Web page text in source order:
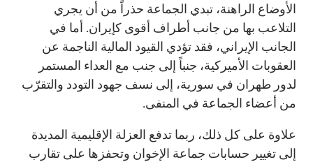
الأوضاع الراهنة، تبدي الجماعة حذراً من أن يجري
التلاعب بها من جانب أطراف أقوى كإيران. أما في
الجانب الإيراني، فقد تؤدي القيود المالية الناجمة عن
العقوبات الأميركية، جنباً إلى جنب مع العداء المستمر
لدور طهران في سورية، إلى نسف جهود التودد والتقرّب
من أعضاء الجماعة في المنفى.
علاوة على كل ذلك، ربما تدفع العزلة الإقليمية المديدة
إلى تغيير حسابات جماعة الإخوان وتحفزها على تقارب